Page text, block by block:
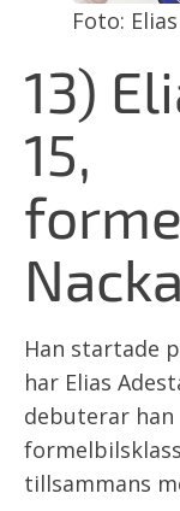
Foto:
13)
15,
Nacka
Han startade
har Elias
debuterar
tillsammans